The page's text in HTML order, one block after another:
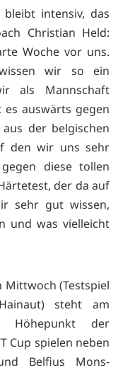
intensiv, das
Christian Held:
Woche vor uns.
wir so ein
als Mannschaft
auswärts gegen
der belgischen
den wir uns sehr
diese tollen
der da auf
sehr gut wissen,
und was vielleicht
Mittwoch (Testspiel
steht am
Höhepunkt der
Cup spielen neben
Belfius Mons-